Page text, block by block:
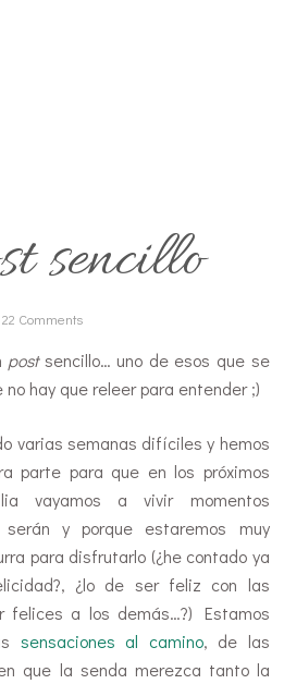
sencillo
22 Comments
postsencillo… uno de esos que se
hay que releer para entender ;)
varias semanas difíciles y hemos
parte para que en los próximos
vayamos a vivir momentos
serán y porque estaremos muy
para disfrutarlo (¿he contado ya
¿lo de ser feliz con las
felices a los demás…?) Estamos
sensaciones al camino, de las
que la senda merezca tanto la